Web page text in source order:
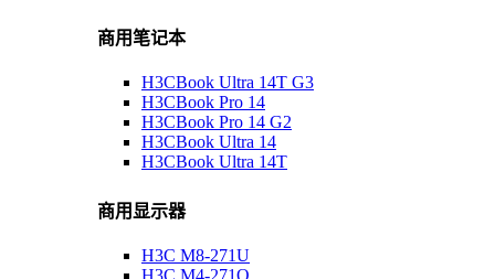
商用笔记本
H3CBook Ultra 14T G3
H3CBook Pro 14
H3CBook Pro 14 G2
H3CBook Ultra 14
H3CBook Ultra 14T
商用显示器
H3C M8-271U
H3C M4-271Q